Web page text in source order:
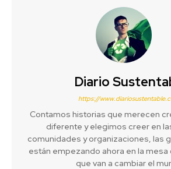
Diario
https://
Contamos historias que merecen
diferente y elegimos creer en
comunidades y organizaciones, las
están empezando ahora en la mesa
que van a cambiar el